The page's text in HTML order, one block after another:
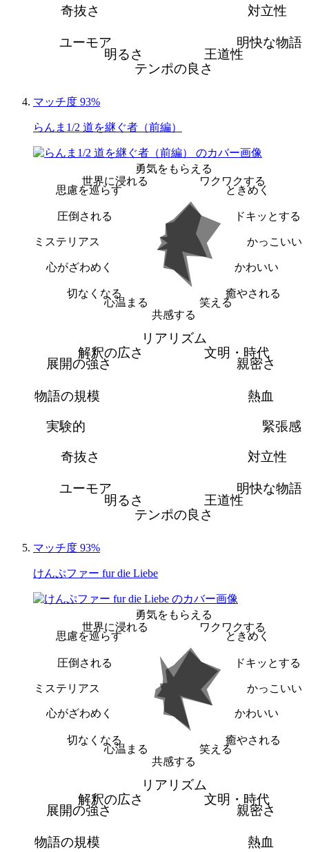
対立性
明快な物語
王道性
テンポの良さ
明るさ
ユーモア
奇抜さ
マッチ度 93%
らんま1/2 道を継ぐ者（前編）
勇気をもらえる
ワクワクする
ときめく
ドキッとする
かっこいい
かわいい
癒やされる
笑える
共感する
心温まる
切なくなる
心がざわめく
ミステリアス
圧倒される
思慮を巡らす
世界に浸れる
リアリズム
文明・時代
親密さ
熱血
緊張感
対立性
明快な物語
王道性
テンポの良さ
明るさ
ユーモア
奇抜さ
実験的
物語の規模
展開の強さ
解釈の広さ
マッチ度 93%
けんぷファー fur die Liebe
勇気をもらえる
ワクワクする
ときめく
ドキッとする
かっこいい
かわいい
癒やされる
笑える
共感する
心温まる
切なくなる
心がざわめく
ミステリアス
圧倒される
思慮を巡らす
世界に浸れる
リアリズム
文明・時代
親密さ
熱血
物語の規模
展開の強さ
解釈の広さ